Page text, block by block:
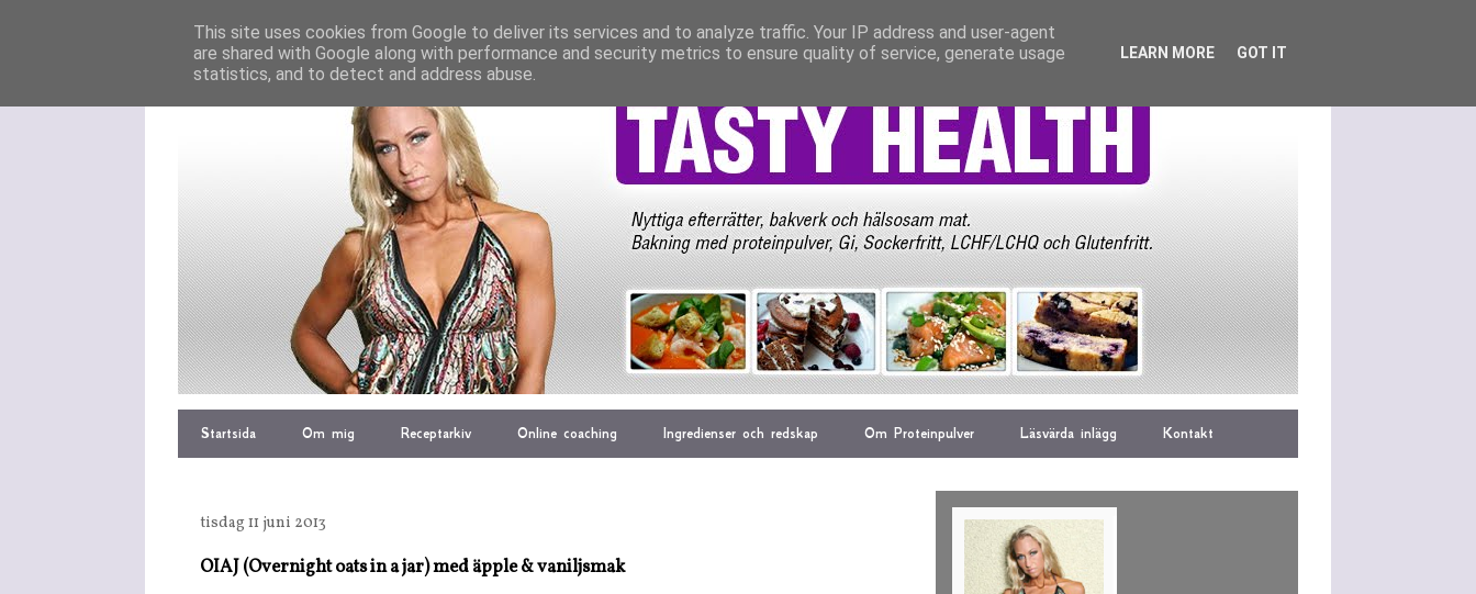
Startsida Om mig Receptarkiv Online coaching Ingredienser och redskap Om Proteinpulver Läsvärda inlägg Kontakt
tisdag 11 juni 2013
OIAJ (Overnight oats in a jar) med äpple & vaniljsmak
This site uses cookies from Google to deliver its services and to analyze traffic. Your IP address and user-agent
are shared with Google along with performance and security metrics to ensure quality of service, generate usage
statistics, and to detect and address abuse.
LEARN MORE GOT IT